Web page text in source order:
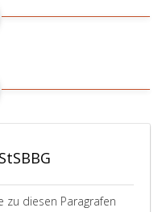
zu diesen Paragrafen